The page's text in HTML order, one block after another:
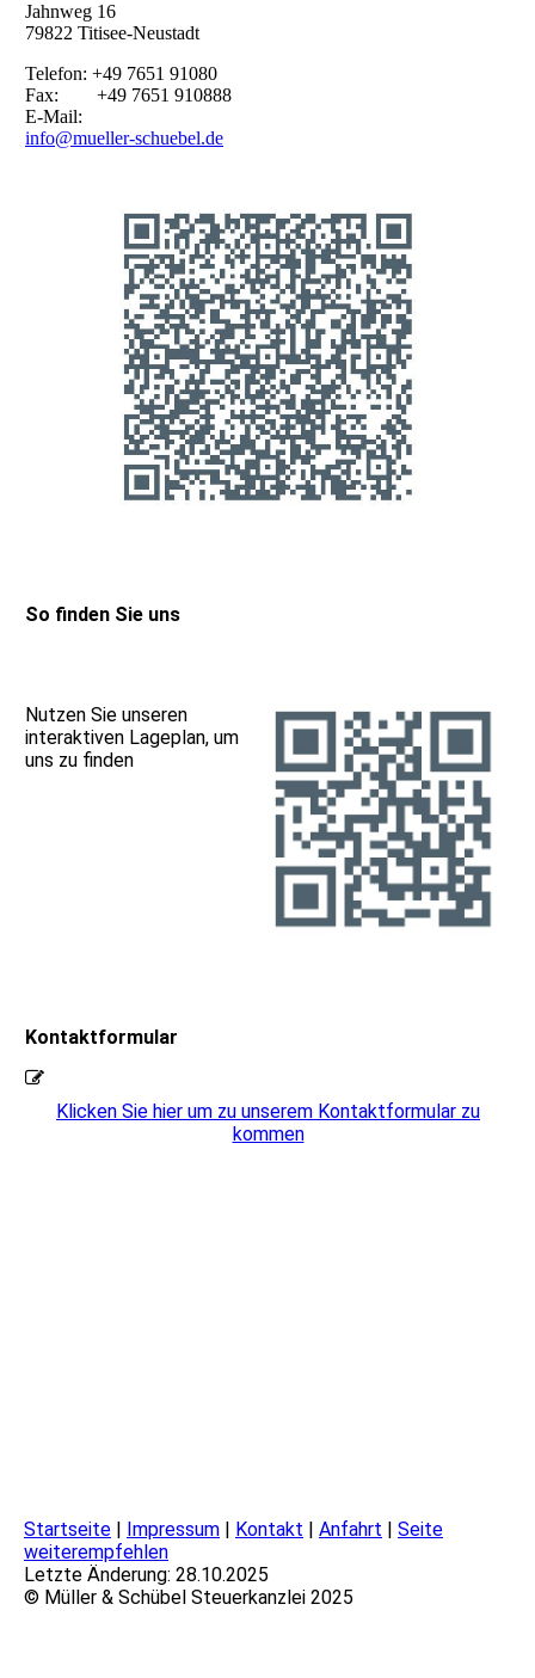
Jahnweg 16
79822 Titisee-Neustadt
Telefon: +49 7651 91080
Fax: +49 7651 910888
E-Mail:
info@mueller-schuebel.de
So finden Sie uns
Nutzen Sie unseren
interaktiven Lageplan, um
uns zu finden
Kontaktformular
Klicken Sie hier um zu unserem Kon­takt­for­mu­lar zu
kommen
Startseite | Impressum | Kontakt | Anfahrt | Seite
weiterempfehlen
Letzte Änderung: 28.10.2025
© Müller & Schübel Steuerkanzlei 2025